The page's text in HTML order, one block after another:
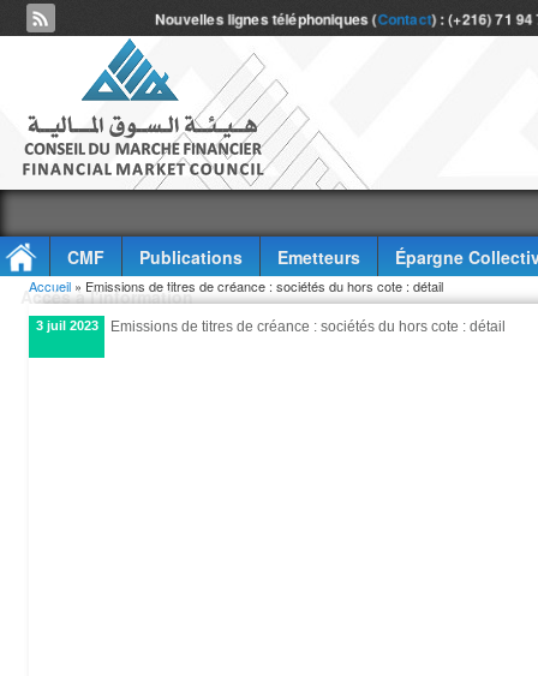
Nouvelles lignes téléphoniques (Contact) : (+216) 71
CMF Publications Emetteurs
Épargne
Accès à l'information
Vous êtes ici
Accueil » Emissions de titres de créance : sociétés du hors cote : détail
3 juil 2023 Emissions de titres de créance : sociétés du hors cote : détail